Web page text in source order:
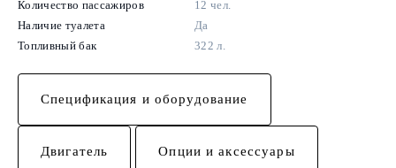
Количество пассажиров
12 чел.
Наличие туалета
Да
Топливный бак
322 л.
Спецификация и оборудование
Двигатель Опции и аксессуары